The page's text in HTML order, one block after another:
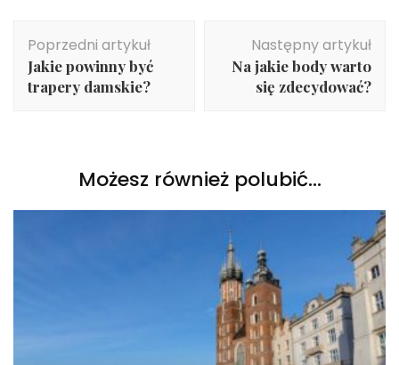
wpisu
Poprzedni artykuł
Jakie powinny być
trapery damskie?
Następny artykuł
Na jakie body warto
się zdecydować?
Możesz również polubić…